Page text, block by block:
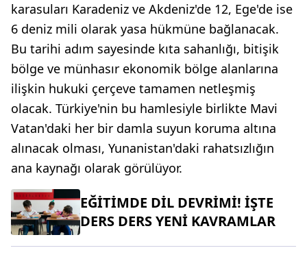
karasuları Karadeniz ve Akdeniz'de 12, Ege'de ise
6 deniz mili olarak yasa hükmüne bağlanacak.
Bu tarihi adım sayesinde kıta sahanlığı, bitişik
bölge ve münhasır ekonomik bölge alanlarına
ilişkin hukuki çerçeve tamamen netleşmiş
olacak. Türkiye'nin bu hamlesiyle birlikte Mavi
Vatan'daki her bir damla suyun koruma altına
alınacak olması, Yunanistan'daki rahatsızlığın
ana kaynağı olarak görülüyor.
EĞİTİMDE DİL DEVRİMİ! İŞTE
DERS DERS YENİ KAVRAMLAR